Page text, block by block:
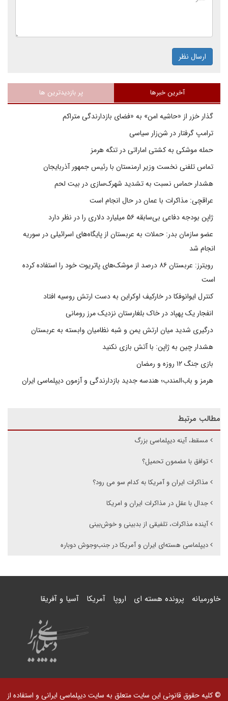
ارسال نظر
آخرین خبرها پر بازدیدترین ها
گذار خزر از «حاشیه امن» به «فضای بازدارندگی متراکم
ترامپ گرفتار در شن‌زار سیاسی
حمله موشکی به کشتی اماراتی در تنگه هرمز
تماس تلفنی نخست وزیر ارمنستان با رئیس جمهور آذربایجان
هشدار حماس نسبت به تشدید شهرک‌سازی در بیت‌ لحم
عراقچی: مذاکرات با عمان در حال انجام است
ژاپن بودجه دفاعی بی‌سابقه ۵۶ میلیارد دلاری را در نظر دارد
عضو سازمان بدر: حملات به عربستان از پایگاه‌های اسرائیلی در سوریه
انجام شد
رویترز: عربستان ۸۶ درصد از موشک‌های پاتریوت خود را استفاده کرده
است
کنترل ایوانوفکا در خارکیف اوکراین به دست ارتش روسیه افتاد
انفجار یک پهپاد در خاک بلغارستان نزدیک مرز رومانی
درگیری شدید میان ارتش یمن و شبه نظامیان وابسته به عربستان
هشدار چین به ژاپن: با آتش بازی نکنید
بازی جنگ ۱۲ روزه و رمضان
هرمز و باب‌المندب؛ هندسه جدید بازدارندگی و آزمون دیپلماسی ایران
مطالب مرتبط
مسقط، آینه دیپلماسی بزرگ
توافق با مضمون تحمیل؟
مذاکرات ایران و آمریکا به کدام سو می رود؟
جدال با عقل در مذاکرات ایران و امریکا
آینده مذاکرات، تلفیقی از بدبینی و خوش‌بینی
دیپلماسی هسته‌ای ایران و آمریکا در جنب‌وجوش دوباره
خاورمیانه پرونده هسته ای اروپا آمریکا آسیا و آفریقا
© کلیه حقوق قانونی این سایت متعلق به سایت دیپلماسی ایرانی و استفاده از